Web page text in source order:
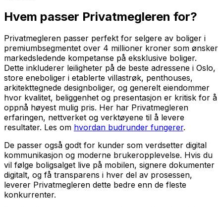
Hvem passer Privatmegleren for?
Privatmegleren passer perfekt for selgere av boliger i
premiumbsegmentet over 4 millioner kroner som ønsker
markedsledende kompetanse på eksklusive boliger.
Dette inkluderer leiligheter på de beste adressene i Oslo,
store eneboliger i etablerte villastrøk, penthouses,
arkitekttegnede designboliger, og generelt eiendommer
hvor kvalitet, beliggenhet og presentasjon er kritisk for å
oppnå høyest mulig pris. Her har Privatmegleren
erfaringen, nettverket og verktøyene til å levere
resultater. Les om hvordan budrunder fungerer.
De passer også godt for kunder som verdsetter digital
kommunikasjon og moderne brukeropplevelse. Hvis du
vil følge boligsalget live på mobilen, signere dokumenter
digitalt, og få transparens i hver del av prosessen,
leverer Privatmegleren dette bedre enn de fleste
konkurrenter.